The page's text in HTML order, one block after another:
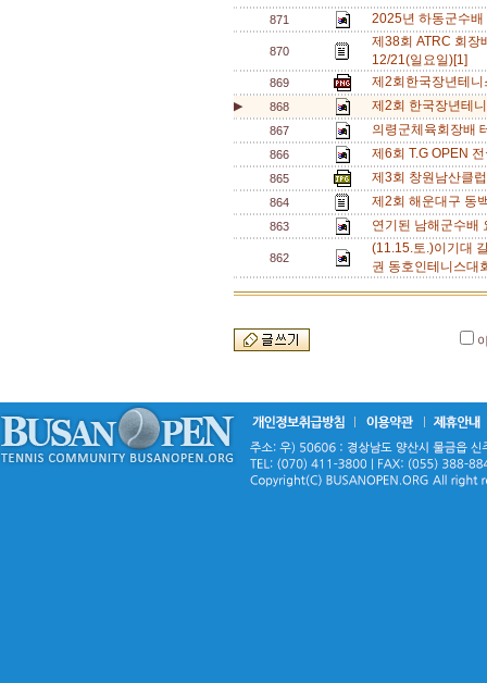
871 2025년 하동군수
870
제38회 ATRC 회장
12/21(일요일)[1]
869 제2회한국장년테
▶ 868 제2회 한국장년테
867 의령군체육회장배
866 제6회 T.G OPEN
865 제3회 창원남산클
864 제2회 해운대구 동
863 연기된 남해군수
862
(11.15.토.)이기대
권 동호인테니스